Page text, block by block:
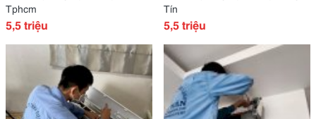
Tphcm
5,5 triệu
Tín
5,5 triệu